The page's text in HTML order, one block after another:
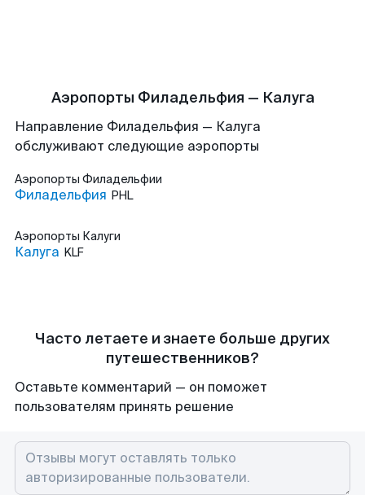
Аэропорты Филадельфия — Калуга
Направление Филадельфия — Калуга
обслуживают следующие аэропорты
Аэропорты Филадельфии
Филадельфия PHL
Аэропорты Калуги
Калуга KLF
Часто летаете и знаете больше других
путешественников?
Оставьте комментарий — он поможет
пользователям принять решение